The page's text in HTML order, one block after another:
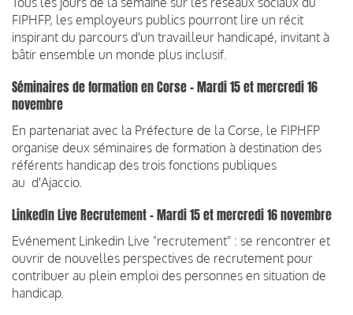
FIPHFP, les employeurs publics pourront lire un récit
inspirant du parcours d'un travailleur handicapé, invitant à
bâtir ensemble un monde plus inclusif.
Séminaires de formation en Corse - Mardi 15 et mercredi 16
novembre
En partenariat avec la Préfecture de la Corse, le FIPHFP
organise deux séminaires de formation à destination des
référents handicap des trois fonctions publiques
au d'Ajaccio.
LinkedIn Live Recrutement - Mardi 15 et mercredi 16 novembre
Evénement Linkedin Live "recrutement" : se rencontrer et
ouvrir de nouvelles perspectives de recrutement pour
contribuer au plein emploi des personnes en situation de
handicap.